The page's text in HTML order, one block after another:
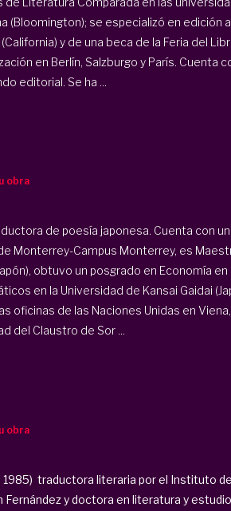
(Bloomington); se especializó en edición
y de una beca de la Feria del
en Berlín, Salzburgo y París. Cuenta
editorial. Se ha ...
obra
de poesía japonesa. Cuenta con
Monterrey-Campus Monterrey, es
obtuvo un posgrado en Economía
en la Universidad de Kansai Gaidai
oficinas de las Naciones Unidas en
del Claustro de Sor ...
obra
traductora literaria por el Instituto
Fernández y doctora en literatura y